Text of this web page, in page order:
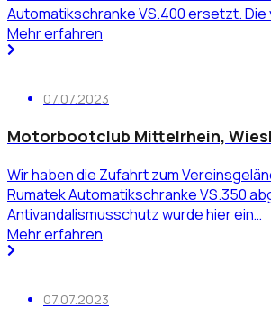
Automatikschranke VS.400 ersetzt.
Mehr erfahren
07.07.2023
Motorbootclub Mittelrhein,
Wir haben die Zufahrt zum
Rumatek Automatikschranke VS.350
Antivandalismusschutz wurde hier ein…
Mehr erfahren
07.07.2023